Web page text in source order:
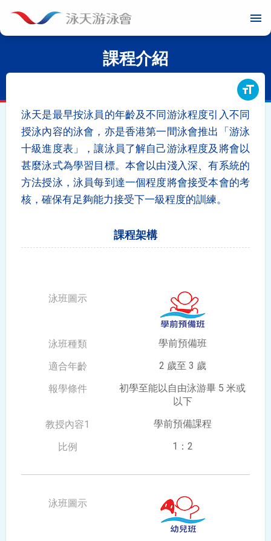
menu
課程介紹
format_size
泳天是最早按泳員的年齡及不同游泳程度引入不同
授泳內容的泳會，亦是香港第一間泳會推出「游泳
十級進度表」，讓泳員了解自己游泳程度及將會以
甚麼泳式為學習目標。本會以由淺入深、有系統的
方法授泳，泳員每到達一個程度將會接受本會的考
核，確保有足夠能力接受下一級程度的訓練。
課程架構
學前預備班
2 歲至 3 歲
初學至能以自由泳游畢 5 米或
以下
學前預備課程
1：2